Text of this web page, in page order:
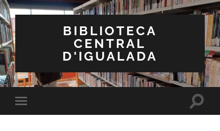
BIBLIOTECA
CENTRAL
D'IGUALADA
Toggle
mobile
Toggle